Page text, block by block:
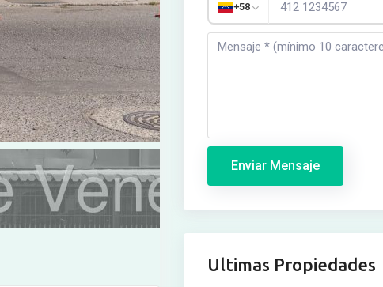
+58
Enviar Mensaje
Ultimas Propiedades